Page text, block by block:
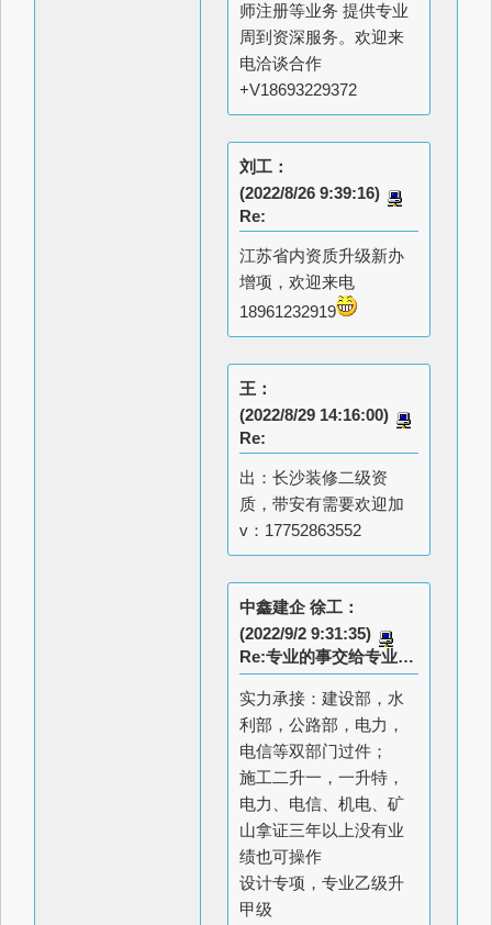
师注册等业务 提供专业
周到资深服务。欢迎来
电洽谈合作
+V18693229372
刘工：
(2022/8/26 9:39:16)
Re:
江苏省内资质升级新办
增项，欢迎来电
18961232919
王：
(2022/8/29 14:16:00)
Re:
出：长沙装修二级资
质，带安有需要欢迎加
v：17752863552
中鑫建企 徐工：
(2022/9/2 9:31:35)
Re:专业的事交给专业的人做
实力承接：建设部，水
利部，公路部，电力，
电信等双部门过件；
施工二升一，一升特，
电力、电信、机电、矿
山拿证三年以上没有业
绩也可操作
设计专项，专业乙级升
甲级